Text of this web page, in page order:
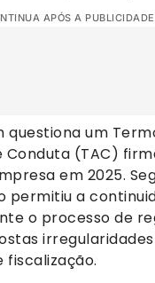
APÓS A PUBLICIDADE
questiona um
Conduta (TAC)
em 2025.
permitiu a
o processo de
fiscalização.